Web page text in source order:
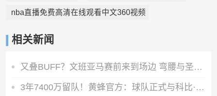
nba直播免费高清在线观看中文360视频
相关新闻
又叠BUFF？文班亚马赛前来到场边 弯腰与圣城修女团进行简短祈祷
3年7400万留队！黄蜂官方：球队正式与科比·怀特完成续约！